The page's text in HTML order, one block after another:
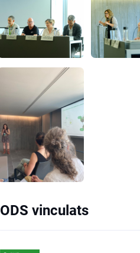
ODS vinculats